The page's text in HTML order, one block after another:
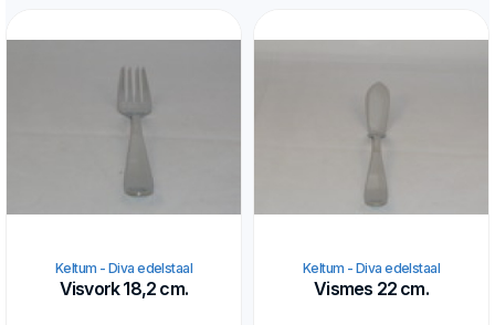
Keltum - Diva edelstaal
Visvork 18,2 cm.
Keltum - Diva edelstaal
Vismes 22 cm.